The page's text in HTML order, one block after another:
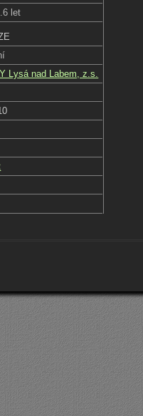
let
Lysá nad Labem, z.s.